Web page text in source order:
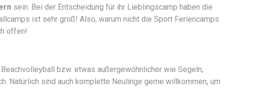
sein. Bei der Entscheidung für ihr Lieblingscamp haben die
ist sehr groß! Also, warum nicht die Sport Feriencamps
offen!
bzw. etwas außergewöhnlicher wie Segeln,
Natürlich sind auch komplette Neulinge gerne willkommen, um